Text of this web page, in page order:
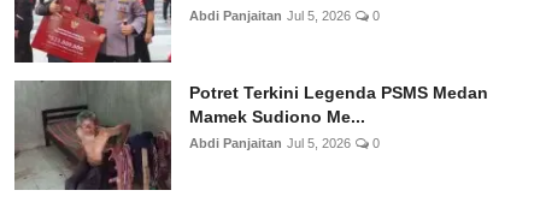
Abdi Panjaitan Jul 5, 2026 0
Potret Terkini Legenda PSMS Medan
Mamek Sudiono Me...
Abdi Panjaitan Jul 5, 2026 0